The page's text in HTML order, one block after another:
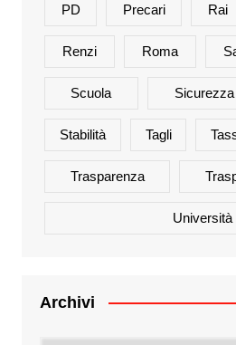
PD Precari Rai
Renzi Roma
Scuola Sicurezza
Stabilità Tagli
Trasparenza
Università
Archivi